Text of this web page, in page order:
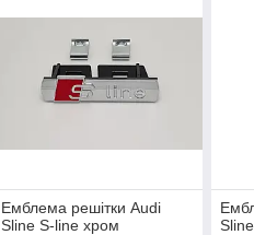
Емблема решітки Audi
Sline S-line хром